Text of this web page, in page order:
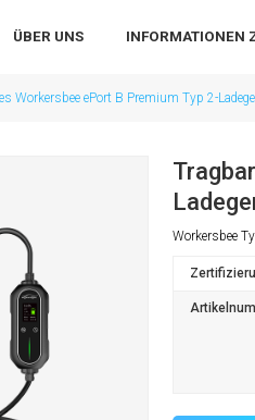
ÜBER UNS INFORMATIONEN
Workersbee ePort B Premium Typ 2-
Workersbee